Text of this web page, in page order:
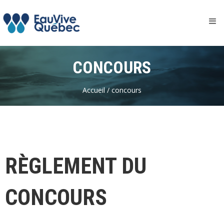
CONCOURS
Accueil /concours
RÈGLEMENT DU
CONCOURS